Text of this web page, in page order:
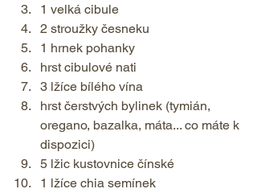
1 velká cibule
2 stroužky česneku
1 hrnek pohanky
hrst cibulové nati
3 lžíce bílého vína
hrst čerstvých bylinek (tymián,
oregano, bazalka, máta... co máte k
dispozici)
5 lžic kustovnice čínské
1 lžíce chia semínek